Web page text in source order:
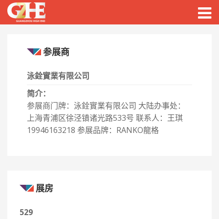
参展商
泳銓實業有限公司
简介：
参展商门牌：泳銓實業有限公司 大陆办事处：
上海青浦区徐泾镇诸光路533号 联系人：王琪
19946163218 参展品牌：RANKO龍格
展房
529